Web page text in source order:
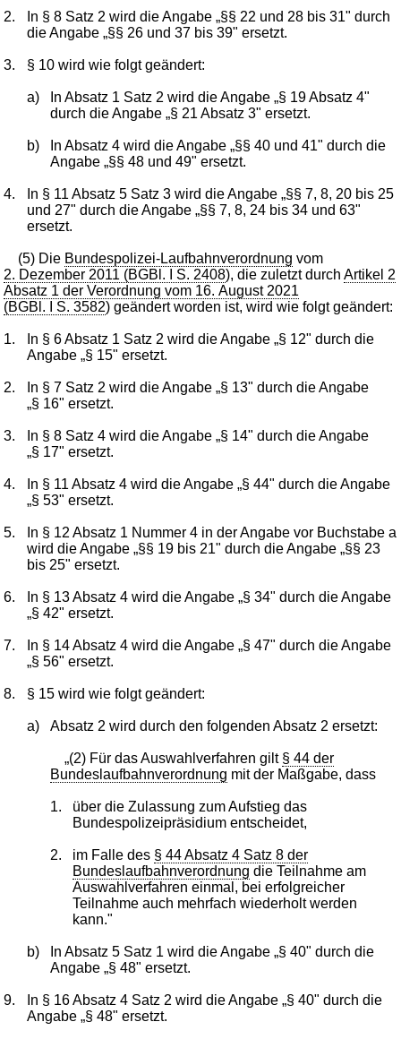
2.
In § 8 Satz 2 wird die Angabe „§§ 22 und 28 bis 31" durch
die Angabe „§§ 26 und 37 bis 39" ersetzt.
3. § 10 wird wie folgt geändert:
a)
In Absatz 1 Satz 2 wird die Angabe „§ 19 Absatz 4"
durch die Angabe „§ 21 Absatz 3" ersetzt.
b)
In Absatz 4 wird die Angabe „§§ 40 und 41" durch die
Angabe „§§ 48 und 49" ersetzt.
4.
In § 11 Absatz 5 Satz 3 wird die Angabe „§§ 7, 8, 20 bis 25
und 27" durch die Angabe „§§ 7, 8, 24 bis 34 und 63"
ersetzt.
(5) Die Bundespolizei-Laufbahnverordnung vom
2. Dezember 2011 (BGBl. I S. 2408), die zuletzt durchArtikel 2
Absatz 1 der Verordnung vom 16. August 2021
(BGBl. I S. 3582) geändert worden ist, wird wie folgt geändert:
1.
In § 6 Absatz 1 Satz 2 wird die Angabe „§ 12" durch die
Angabe „§ 15" ersetzt.
2.
In § 7 Satz 2 wird die Angabe „§ 13" durch die Angabe
„§ 16" ersetzt.
3.
In § 8 Satz 4 wird die Angabe „§ 14" durch die Angabe
„§ 17" ersetzt.
4.
In § 11 Absatz 4 wird die Angabe „§ 44" durch die Angabe
„§ 53" ersetzt.
5.
In § 12 Absatz 1 Nummer 4 in der Angabe vor Buchstabe a
wird die Angabe „§§ 19 bis 21" durch die Angabe „§§ 23
bis 25" ersetzt.
6.
In § 13 Absatz 4 wird die Angabe „§ 34" durch die Angabe
„§ 42" ersetzt.
7.
In § 14 Absatz 4 wird die Angabe „§ 47" durch die Angabe
„§ 56" ersetzt.
8. § 15 wird wie folgt geändert:
a) Absatz 2 wird durch den folgenden Absatz 2 ersetzt:
„(2) Für das Auswahlverfahren gilt § 44 der
Bundeslaufbahnverordnung mit der Maßgabe, dass
1.
über die Zulassung zum Aufstieg das
Bundespolizeipräsidium entscheidet,
2. im Falle des § 44 Absatz 4 Satz 8 der
Bundeslaufbahnverordnung die Teilnahme am
Auswahlverfahren einmal, bei erfolgreicher
Teilnahme auch mehrfach wiederholt werden
kann."
b)
In Absatz 5 Satz 1 wird die Angabe „§ 40" durch die
Angabe „§ 48" ersetzt.
9.
In § 16 Absatz 4 Satz 2 wird die Angabe „§ 40" durch die
Angabe „§ 48" ersetzt.